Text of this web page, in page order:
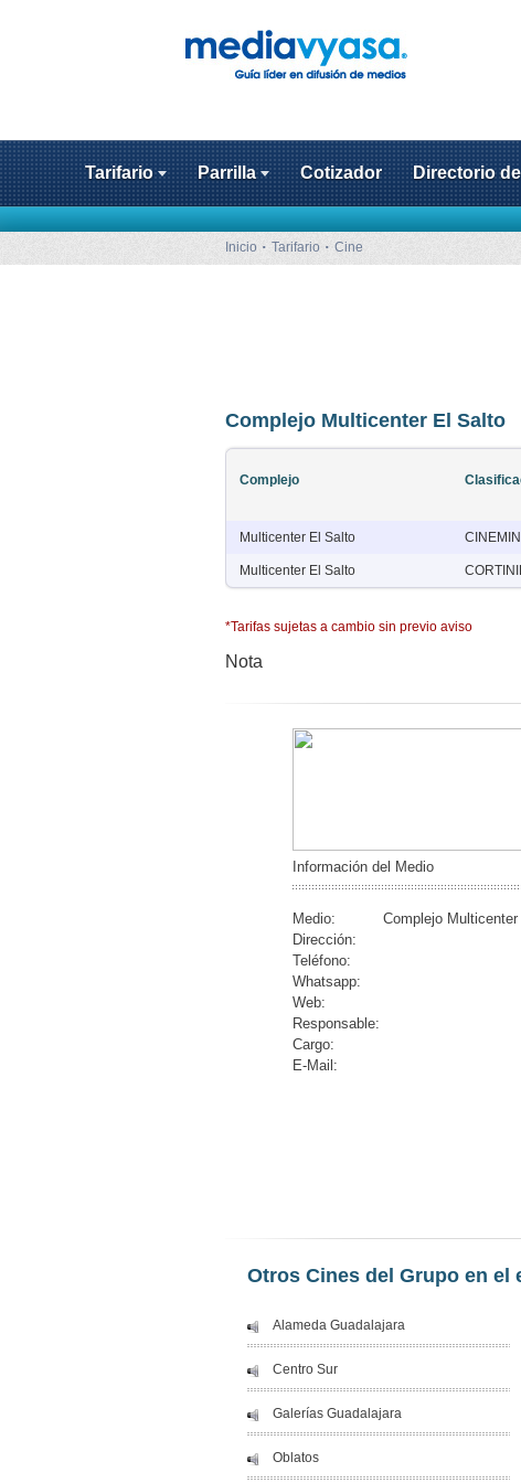
Tarifario Parrilla Cotizador Directorio
Inicio Tarifario Cine
Complejo Multicenter El Salto
Complejo
Multicenter El Salto
Multicenter El Salto
*Tarifas sujetas a cambio sin previo aviso
Nota
Información del Medio
Medio:
Complejo
Dirección:
Teléfono:
Whatsapp:
Web:
Responsable:
Cargo:
E-Mail:
Otros Cines del Grupo en el
Alameda Guadalajara
Centro Sur
Galerías Guadalajara
Oblatos